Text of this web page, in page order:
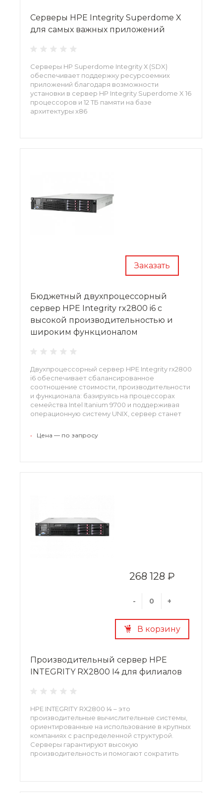
Серверы HPE Integrity Superdome X
для самых важных приложений
Серверы HP Superdome Integrity Х (SDX)
обеспечивает поддержку ресурсоемких
приложений благодаря возможности
установки в сервер HP Integrity Superdome X 16
процессоров и 12 ТБ памяти на базе
архитектуры x86
Заказать
Бюджетный двухпроцессорный
сервер HPE Integrity rx2800 i6 с
высокой производительностью и
широким функционалом
Двухпроцессорный сервер HPE Integrity rx2800
i6 обеспечивает сбалансированное
соотношение стоимости, производительности
и функционала: базируясь на процессорах
семейства Intel Itanium 9700 и поддерживая
операционную систему UNIX, сервер станет
инфраструктуры в условиях ограниченного
• Цена — по запросу
268 128 ₽
- +
В корзину
Производительный сервер HPE
INTEGRITY RX2800 I4 для филиалов
HPE INTEGRITY RX2800 I4 – это
производительные вычислительные системы,
ориентированные на использование в крупных
компаниях с распределенной структурой.
Серверы гарантируют высокую
производительность и помогают сократить